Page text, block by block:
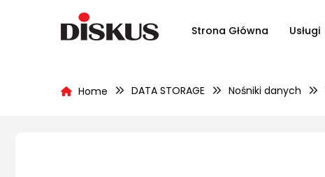
Strona Główna Usługi
Home DATA STORAGE Nośniki danych